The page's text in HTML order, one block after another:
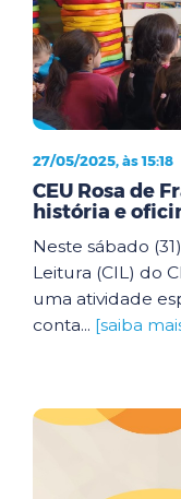
27/05/2025, às 15:18
CEU Rosa de
história e
Neste sábado
Leitura (CIL) do
uma atividade
conta... [saiba